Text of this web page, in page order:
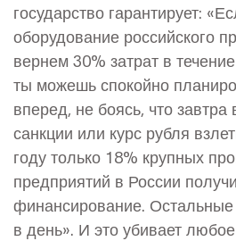
государство гарантирует:
оборудование российского
вернем 30% затрат в
ты можешь спокойно
вперед, не боясь, что
санкции или курс рубля
году только 18% крупных
предприятий в России
финансирование.
в день». И это убивает